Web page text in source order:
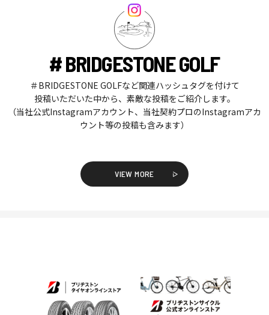
# BRIDGESTONE GOLF
＃BRIDGESTONE GOLFなど関連ハッシュタグを付けて
投稿いただいた中から、素敵な投稿をご紹介します。
（当社公式Instagramアカウント、当社契約プロのInstagramアカ
ウント等の投稿も含みます）
VIEW MORE